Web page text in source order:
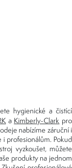
hygienické a čistící
a Kimberly-Clark pro
nabízíme záruční i
i profesionálům. Pokud
vyzkoušet, můžete
produkty na jednom